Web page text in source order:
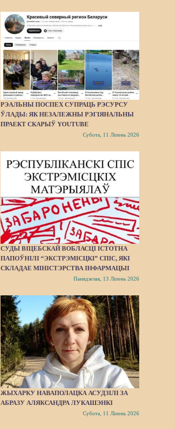
РЭАЛЬНЫ ПОСПЕХ СУПРАЦЬ РЭСУРСУ
ЎЛАДЫ: ЯК НЕЗАЛЕЖНЫ РЭГІЯНАЛЬНЫ
ПРАЕКТ СКАРЫЎ YOUTUBE
Субота, 11 Ліпень 2026
СУДЫ ВІЦЕБСКАЙ ВОБЛАСЦІ ІСТОТНА
ПАПОЎНІЛІ “ЭКСТРЭМІСЦКІ” СПІС, ЯКІ
СКЛАДАЕ МІНІСТЭРСТВА ІНФАРМАЦЫІ
Панядзелак, 13 Ліпень 2026
ЖЫХАРКУ НАВАПОЛАЦКА АСУДЗІЛІ ЗА
АБРАЗУ АЛЯКСАНДРА ЛУКАШЭНКІ
Субота, 11 Ліпень 2026